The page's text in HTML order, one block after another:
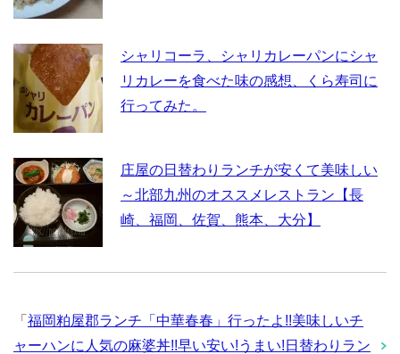
シャリコーラ、シャリカレーパンにシャ
リカレーを食べた味の感想、くら寿司に
行ってみた。
庄屋の日替わりランチが安くて美味しい
～北部九州のオススメレストラン【長
崎、福岡、佐賀、熊本、大分】
「 福岡粕屋郡ランチ「中華春春」行ったよ!!美味しいチ
ャーハンに人気の麻婆丼!!早い安い!うまい!日替わりラン